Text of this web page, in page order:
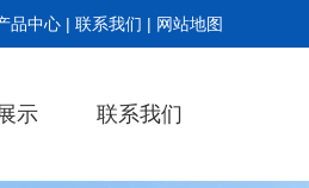
品中心 | 联系我们 | 网站地图
示 联系我们